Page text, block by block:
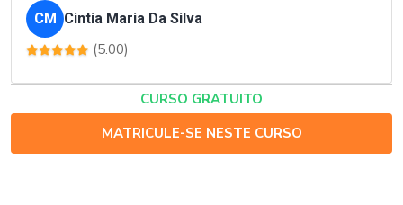
CM Cintia Maria Da Silva
(5.00)
CURSO GRATUITO
MATRICULE-SE NESTE CURSO